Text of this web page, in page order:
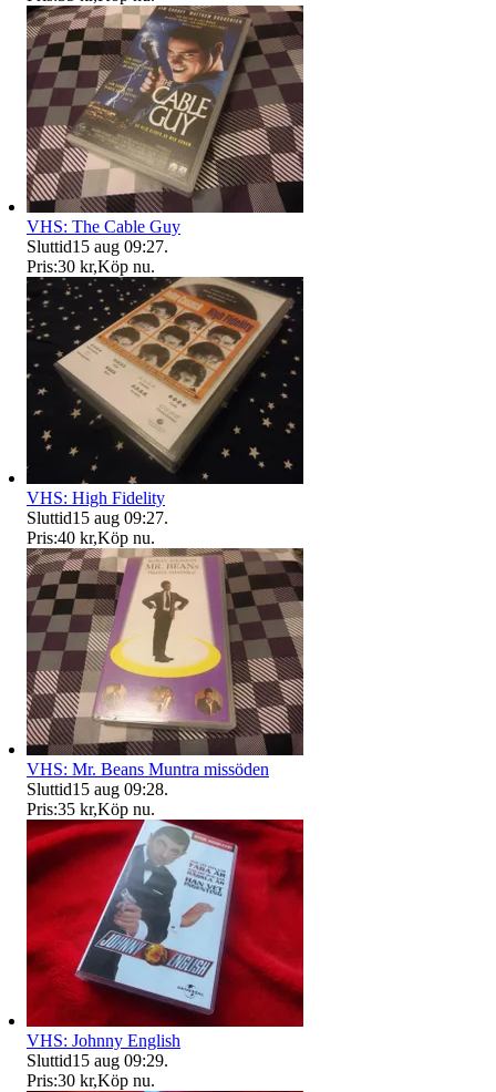
VHS: The Cable Guy
Sluttid15 aug 09:27.
Pris:30 kr,Köp nu.
VHS: High Fidelity
Sluttid15 aug 09:27.
Pris:40 kr,Köp nu.
VHS: Mr. Beans Muntra missöden
Sluttid15 aug 09:28.
Pris:35 kr,Köp nu.
VHS: Johnny English
Sluttid15 aug 09:29.
Pris:30 kr,Köp nu.